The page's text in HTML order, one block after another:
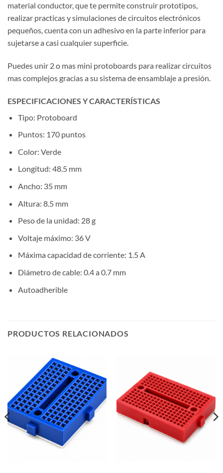
material conductor, que te permite construir prototipos,
realizar practicas y simulaciones de circuitos electrónicos
pequeños, cuenta con un adhesivo en la parte inferior para
sujetarse a casi cualquier superficie.
Puedes unir 2 o mas mini protoboards para realizar circuitos
mas complejos gracias a su sistema de ensamblaje a presión.
ESPECIFICACIONES Y CARACTERÍSTICAS
Tipo: Protoboard
Puntos: 170 puntos
Color: Verde
Longitud: 48.5 mm
Ancho: 35 mm
Altura: 8.5 mm
Peso de la unidad: 28 g
Voltaje máximo: 36 V
Máxima capacidad de corriente: 1.5 A
Diámetro de cable: 0.4 a 0.7 mm
Autoadherible
PRODUCTOS RELACIONADOS